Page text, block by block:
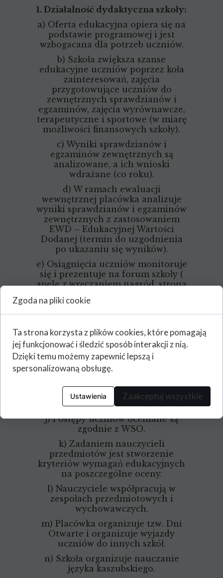
1. Działalność dydaktyczna szkoły:
a) Oferta edukacyjna opiera się na
podstawie programowej i jest
wzbogacana dla potrzeb uczniów.
b) Szkoła zwiększa szanse
edukacyjne uczniów poprzez koła
zainteresowań, zajęcia
przygotowujące uczniów do
zewnętrznych sprawdzianów i
egzaminów, zajęcia wyrównawcze,
terapeutyczne i sportowe (w miarę
możliwości finansowych szkoły).
c) Wyniki sprawdzianów i
egzaminów zewnętrznych są
analizowane, a ich wnioski
wdrażane (co roku).
d) W ramach ewaluacji
wewnętrznej placówka analizuje
wyniki sprawdzianów i egzaminów
zewnętrznych z zastosowaniem
EWD – Edukacyjnej Wartości
Dodanej (termin do uzgodnienia
po ukazaniu się wyników).
e) Osiągnięcia uczniów monitoruje
się i prezentuje na forum szkoły (
apele z wręczaniem nagród, strona
g) Szkoła organizuje spotkania z
rodzicami w celu omówienia ocen i
osiągnięć uczniów.
h) Szkoła wspiera działalność
i) Szkoła motywuje uczniów w
procesie uczenia.
j) Postępy uczniów oceniane są
zgodnie z WSO.
k) Zadaniem nauczycieli
przedmiotów jest stworzenie
kryteriów wymagań edukacyjnych
na poszczególne oceny.
l) Nauczyciele współpracują w
zespołach przedmiotowych i
wychowawczych.
m) Placówka organizuje tzw. Dni
Otwarte i organizuje wyjazdy
uczniów do innych szkół.
n) Szkoła organizuje nauczanie
języka kaszubskiego.
Zgoda na pliki cookie
Ta strona korzysta z plików cookies, które pomagają
jej funkcjonować i śledzić sposób interakcji z nią.
Dzięki temu możemy zapewnić lepszą i
spersonalizowaną obsługę.
Ustawienia Zaakceptuj wszystkie